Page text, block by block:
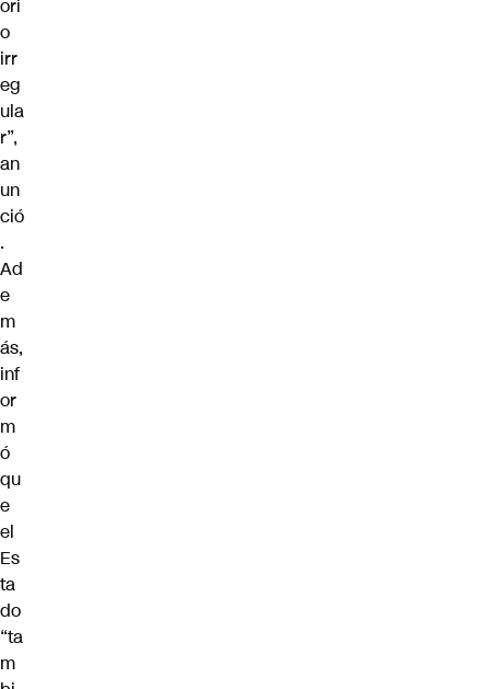
ori
o
irr
eg
ula
r”,
an
un
ció
.
Ad
e
m
ás,
inf
or
m
ó
qu
e
el
Es
ta
do
“ta
m